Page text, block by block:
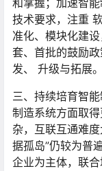
和掌握；加速智
技术要求，注重
准化、模块化建
套、首批的鼓励
发、 升级与拓展。
三、持续培育智
制造系统方面取
杂，互联互通难
据孤岛”仍较为普
企业为主体，联